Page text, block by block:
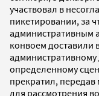
участвовал в
пикетировании, за
административным
конвоем доставили
административному
определенному
прекратил,
для рассмотрения